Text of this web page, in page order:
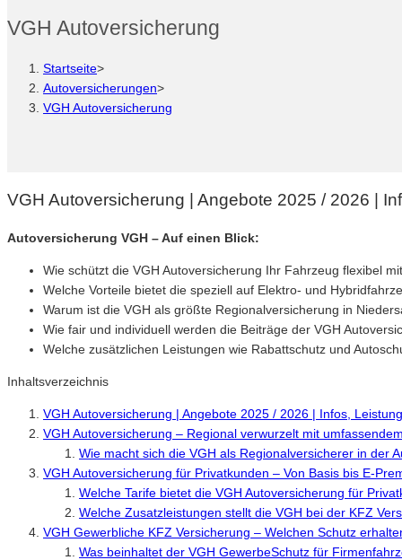
VGH Autoversicherung
Startseite>
Autoversicherungen>
VGH Autoversicherung
VGH Autoversicherung | Angebote 2025 / 2026 |
Autoversicherung VGH – Auf einen Blick:
Wie schützt die VGH Autoversicherung Ihr Fahrzeug flexibel
Welche Vorteile bietet die speziell auf Elektro- und
Warum ist die VGH als größte Regionalversicherung in
Wie fair und individuell werden die Beiträge der VGH
Welche zusätzlichen Leistungen wie Rabattschutz und
Inhaltsverzeichnis
VGH Autoversicherung | Angebote 2025 / 2026 | Infos,
VGH Autoversicherung – Regional verwurzelt mit
Wie macht sich die VGH als Regionalversicherer in der
VGH Autoversicherung für Privatkunden – Von Basis bis E-
Welche Tarife bietet die VGH Autoversicherung für
Welche Zusatzleistungen stellt die VGH bei der KFZ
VGH Gewerbliche KFZ Versicherung – Welchen Schutz
Was beinhaltet der VGH GewerbeSchutz für